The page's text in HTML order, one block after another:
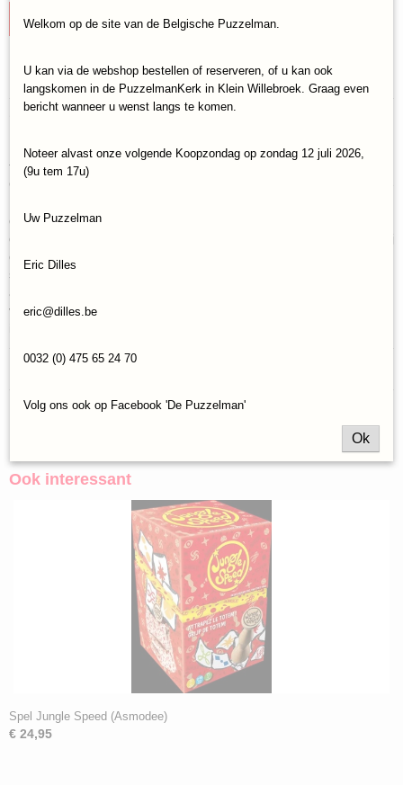
IN WINKELWAGEN
Specificaties
EAN code
Omschrijving
Rory’s Story Cubes is een spel om
te ontdekken met familie of vrienden.
Op zijn beurt wordt elke speler de Verteller. Gooi de dobbelstenen
de dobbelstenen en volg je fantasie! Er is maar één regel: er zijn
geen foute antwoorden. Laat je creativiteit dus de vrije loop. Dankzij
de onbeperkte mogelijkheden bieden de Story Cubes uren aan
speelplezier voor alle leeftijden. De Rory's Story Cubes zijn onder
andere te gebruiken als verhaaltjes voor het slapengaan, verhalen
voor onderweg, praten en luisteren, creatieve inspiratie en als
Reacties
Ook interessant
Spel Jungle Speed (Asmodee)
€ 24,95
Welkom op de site van de Belgische Puzzelman.
U kan via de webshop bestellen of reserveren, of u kan ook
langskomen in de PuzzelmanKerk in Klein Willebroek. Graag even
bericht wanneer u wenst langs te komen.
Noteer alvast onze volgende Koopzondag op zondag 12 juli 2026,
(9u tem 17u)
Uw Puzzelman
Eric Dilles
eric@dilles.be
0032 (0) 475 65 24 70
Volg ons ook op Facebook 'De Puzzelman'
Ok